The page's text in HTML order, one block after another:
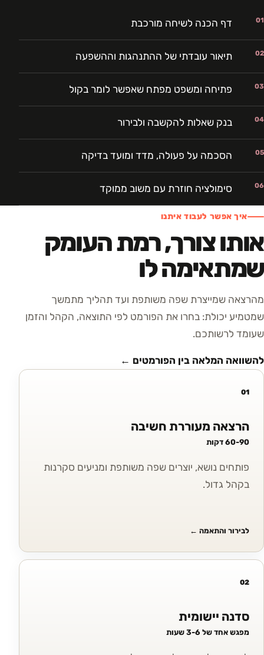
01 דף הכנה לשיחה מורכבת
02 תיאור עובדתי של ההתנהגות וההשפעה
03 פתיחה ומשפט מפתח שאפשר לומר בקול
04 בנק שאלות להקשבה ולבירור
05 הסכמה על פעולה, מדד ומועד בדיקה
06 סימולציה חוזרת עם משוב ממוקד
איך אפשר לעבוד איתנו
אותו צורך, רמת העומק
שמתאימה לו
מהרצאה שמייצרת שפה משותפת ועד תהליך מתמשך
שמטמיע יכולת: בחרו את הפורמט לפי התוצאה, הקהל והזמן
שעומד לרשותכם.
להשוואה המלאה בין הפורמטים ←
01
הרצאה מעוררת חשיבה
60-90 דקות
פותחים נושא, יוצרים שפה משותפת ומניעים סקרנות
בקהל גדול.
לבירור והתאמה ←
02
סדנה יישומית
מפגש אחד של 3-6 שעות